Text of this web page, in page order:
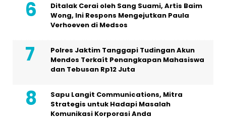
Ditalak Cerai oleh Sang Suami, Artis Baim
Wong, Ini Respons Mengejutkan Paula
Verhoeven di Medsos
Polres Jaktim Tanggapi Tudingan Akun
Mendos Terkaít Penangkapan Mahasiswa
dan Tebusan Rp12 Juta
Sapu Langit Communications, Mitra
Strategis untuk Hadapi Masalah
Komunikasi Korporasi Anda